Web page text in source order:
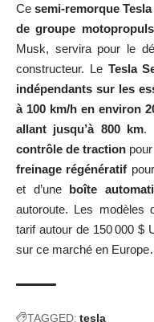
Ce semi-remorque Tesla
de groupe
Musk, servira pour le
constructeur. Le Tesla
indépendants sur les
à 100 km/h en environ
allant jusqu’à 800 km.
contrôle de traction
freinage régénératif
et d’une boîte
autoroute. Les modèles
tarif autour de 150 000 $
sur ce marché en
TAGGED: tesla